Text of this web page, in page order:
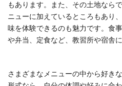
もあります。また、その土地なら
ニューに加えているところもあり
味を体験できるのも魅力です。食
や弁当、定食など、教習所や宿舎
さまざまなメニューの中から好き